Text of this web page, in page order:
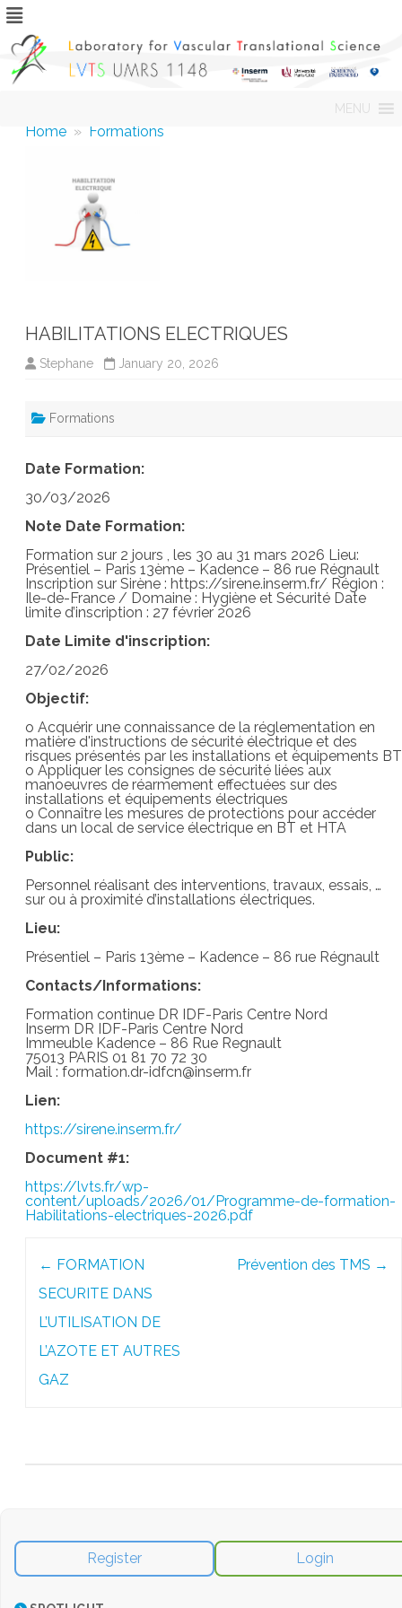
MENU
Home » Formations
HABILITATIONS ELECTRIQUES
Stephane January 20, 2026
Formations
Date Formation:
30/03/2026
Note Date Formation:
Formation sur 2 jours , les 30 au 31 mars 2026 Lieu:
Présentiel – Paris 13ème – Kadence – 86 rue Régnault
Inscription sur Sirène : https://sirene.inserm.fr/ Région :
Ile-de-France / Domaine : Hygiène et Sécurité Date
limite d’inscription : 27 février 2026
Date Limite d'inscription:
27/02/2026
Objectif:
o Acquérir une connaissance de la réglementation en
matière d'instructions de sécurité électrique et des
risques présentés par les installations et équipements BT
o Appliquer les consignes de sécurité liées aux
manoeuvres de réarmement effectuées sur des
installations et équipements électriques
o Connaître les mesures de protections pour accéder
dans un local de service électrique en BT et HTA
Public:
Personnel réalisant des interventions, travaux, essais, …
sur ou à proximité d’installations électriques.
Lieu:
Présentiel – Paris 13ème – Kadence – 86 rue Régnault
Contacts/Informations:
Formation continue DR IDF-Paris Centre Nord
Inserm DR IDF-Paris Centre Nord
Immeuble Kadence – 86 Rue Regnault
75013 PARIS 01 81 70 72 30
Mail : formation.dr-idfcn@inserm.fr
Lien:
https://sirene.inserm.fr/
Document #1:
https://lvts.fr/wp-
content/uploads/2026/01/Programme-de-formation-
Habilitations-electriques-2026.pdf
← FORMATION
SECURITE DANS
L’UTILISATION DE
L’AZOTE ET AUTRES
GAZ
Prévention des TMS →
Register Login